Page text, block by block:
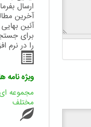
ارسال
آخرین
آئین
را در نرم
ویژه نامه
مجموعه
مختلف